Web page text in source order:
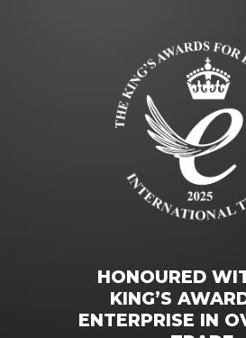
HONOURED
KING’S
ENTERPRISE IN